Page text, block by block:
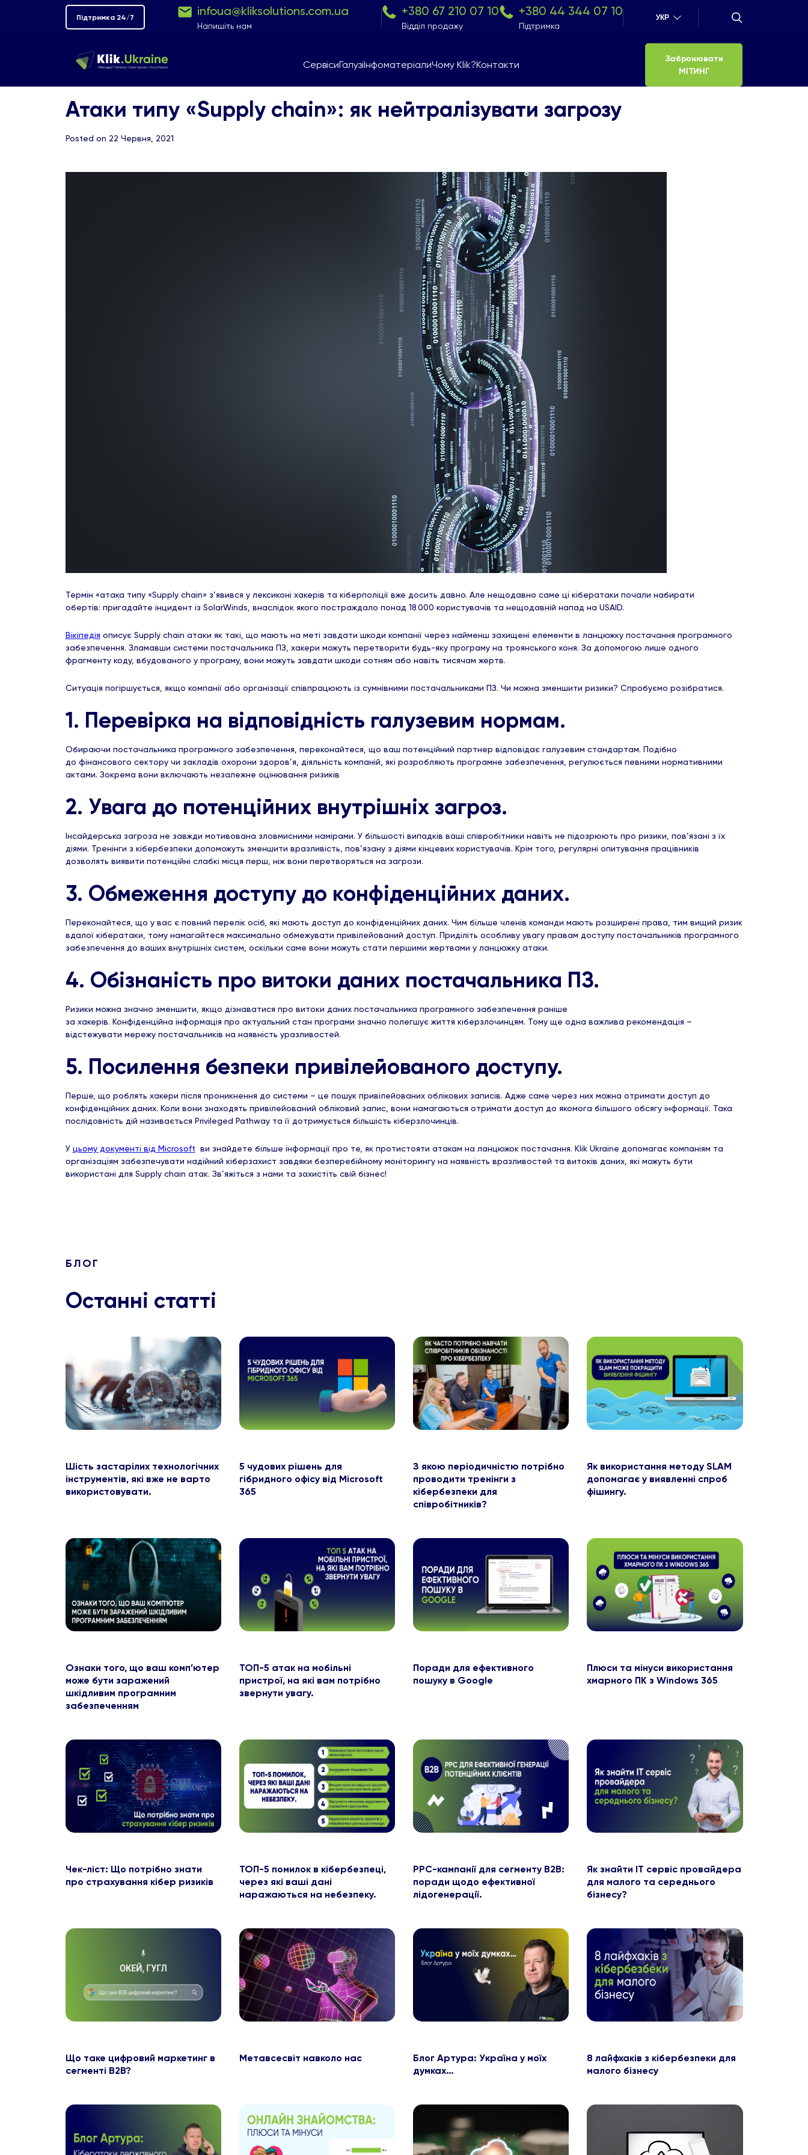
Підтримка 24/7 infoua@kliksolutions.com.ua
Напишіть нам
+380 67 210 07 10
Відділ продажу
+380 44 344 07 10
Підтримка
УКР
СервісиГалузіІнфоматеріалиЧому Klik?Контакти
Забронювати
МІТИНГ
Атаки типу «Supply chain»: як нейтралізувати загрозу
Posted on 22 Червня, 2021
Термін «атака типу «Supply chain» з’явився у лексиконі хакерів та кіберполіції вже досить давно. Але нещодавно саме ці кібератаки почали набирати
обертів: пригадайте інцидент із SolarWinds, внаслідок якого постраждало понад 18 000 користувачів та нещодавній напад на USAID.
Вікіпедія описує Supply chain атаки як такі, що мають на меті завдати шкоди компанії через найменш захищені елементи в ланцюжку постачання програмного
забезпечення. Зламавши системи постачальника ПЗ, хакери можуть перетворити будь-яку програму на троянського коня. За допомогою лише одного
фрагменту коду, вбудованого у програму, вони можуть завдати шкоди сотням або навіть тисячам жертв.
Ситуація погіршується, якщо компанії або організації співпрацюють із сумнівними постачальниками ПЗ. Чи можна зменшити ризики? Спробуємо розібратися.
1. Перевірка на відповідність галузевим нормам.
Обираючи постачальника програмного забезпечення, переконайтеся, що ваш потенційний партнер відповідає галузевим стандартам. Подібно
до фінансового сектору чи закладів охорони здоров’я, діяльність компаній, які розробляють програмне забезпечення, регулюється певними нормативними
актами. Зокрема вони включають незалежне оцінювання ризиків
2. Увага до потенційних внутрішніх загроз.
Інсайдерська загроза не завжди мотивована зловмисними намірами. У більшості випадків ваші співробітники навіть не підозрюють про ризики, пов’язані з їх
діями. Тренінги з кібербезпеки допоможуть зменшити вразливість, пов’язану з діями кінцевих користувачів. Крім того, регулярні опитування працівників
дозволять виявити потенційні слабкі місця перш, ніж вони перетворяться на загрози.
3. Обмеження доступу до конфіденційних даних.
Переконайтеся, що у вас є повний перелік осіб, які мають доступ до конфіденційних даних. Чим більше членів команди мають розширені права, тим вищий ризик
вдалої кібератаки, тому намагайтеся максимально обмежувати привілейований доступ. Приділіть особливу увагу правам доступу постачальників програмного
забезпечення до ваших внутрішніх систем, оскільки саме вони можуть стати першими жертвами у ланцюжку атаки.
4. Обізнаність про витоки даних постачальника ПЗ.
Ризики можна значно зменшити, якщо дізнаватися про витоки даних постачальника програмного забезпечення раніше
за хакерів. Конфіденційна інформація про актуальний стан програми значно полегшує життя кіберзлочинцям. Тому ще одна важлива рекомендація –
відстежувати мережу постачальників на наявність уразливостей.
5. Посилення безпеки привілейованого доступу.
Перше, що роблять хакери після проникнення до системи – це пошук привілейованих облікових записів. Адже саме через них можна отримати доступ до
конфіденційних даних. Коли вони знаходять привілейований обліковий запис, вони намагаються отримати доступ до якомога більшого обсягу інформації. Така
послідовність дій називається Privileged Pathway та її дотримується більшість кіберзлочинців.
У цьому документі від Microsoft ви знайдете більше інформації про те, як протистояти атакам на ланцюжок постачання. Klik Ukraine допомагає компаніям та
організаціям забезпечувати надійний кіберзахист завдяки безперебійному моніторингу на наявність вразливостей та витоків даних, які можуть бути
використані для Supply chain атак. Зв’яжіться з нами та захистіть свій бізнес!
БЛОГ
Останні статті
Шість застарілих технологічних
інструментів, які вже не варто
використовувати.
5 чудових рішень для
гібридного офісу від Microsoft
365
З якою періодичністю потрібно
проводити тренінги з
кібербезпеки для
співробітників?
Як використання методу SLAM
допомагає у виявленні спроб
фішингу.
Ознаки того, що ваш комп’ютер
може бути заражений
шкідливим програмним
забезпеченням
ТОП-5 атак на мобільні
пристрої, на які вам потрібно
звернути увагу.
Поради для ефективного
пошуку в Google
Плюси та мінуси використання
хмарного ПК з Windows 365
Чек-ліст: Що потрібно знати
про страхування кібер ризиків
ТОП-5 помилок в кібербезпеці,
через які ваші дані
наражаються на небезпеку.
PPC-кампанії для сегменту B2B:
поради щодо ефективної
лідогенерації.
Як знайти ІТ сервіс провайдера
для малого та середнього
бізнесу?
Що таке цифровий маркетинг в
сегменті B2B?
Метавсесвіт навколо нас
Блог Артура: Україна у моїх
думках…
8 лайфхаків з кібербезпеки для
малого бізнесу